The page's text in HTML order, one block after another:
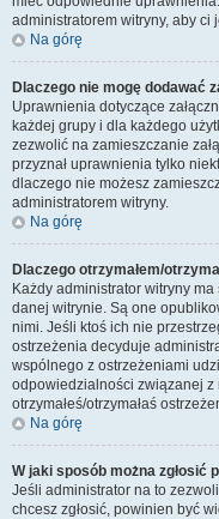
administratorem witryny, aby ci
Na górę
Dlaczego nie mogę dodawać
Uprawnienia dotyczące
każdej grupy i dla każdego
zezwolić na zamieszczanie
przyznał uprawnienia tylko
dlaczego nie możesz
administratorem witryny.
Na górę
Dlaczego otrzymałem/
Każdy administrator witryny
danej witrynie. Są one
nimi. Jeśli ktoś ich nie
ostrzeżenia decyduje
wspólnego z ostrzeżeniami
odpowiedzialności związanej
otrzymałeś/otrzymałaś
Na górę
W jaki sposób można zgłosić
Jeśli administrator na to
chcesz zgłosić, powinien być